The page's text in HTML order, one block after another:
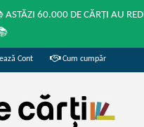
ASTĂZI 60.000 DE CĂRȚI AU
Cont Cum cumpăr